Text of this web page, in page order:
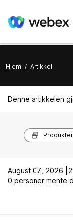
Hjem / Artikkel
Denne artikkelen
Produkter
August 07, 2026 |
0 personer mente